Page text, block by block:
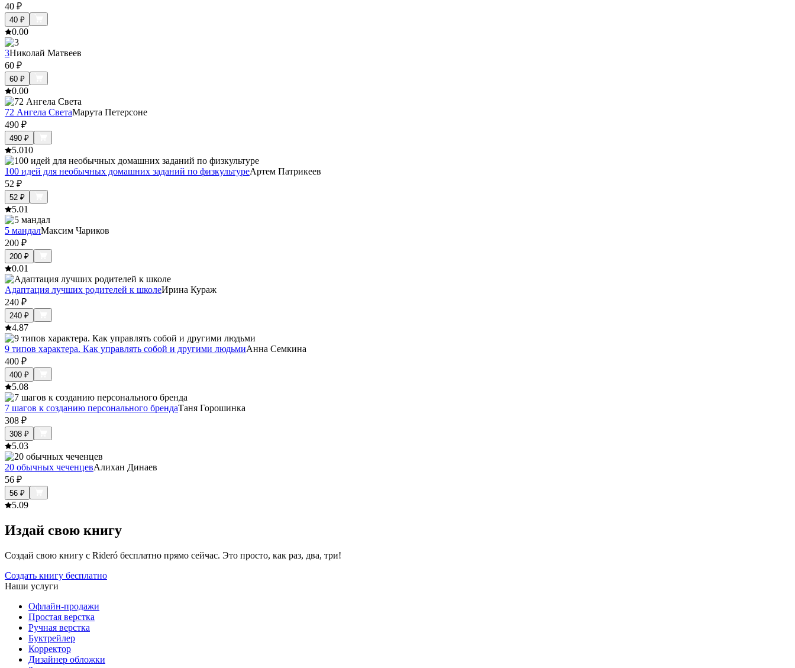
40 ₽
40 ₽
0.00
3Николай Матвеев
60 ₽
60 ₽
0.00
72 Ангела СветаМарута Петерсоне
490 ₽
490 ₽
5.010
100 идей для необычных домашних заданий по физкультуреАртем Патрикеев
52 ₽
52 ₽
5.01
5 мандалМаксим Чариков
200 ₽
200 ₽
0.01
Адаптация лучших родителей к школеИрина Кураж
240 ₽
240 ₽
4.87
9 типов характера. Как управлять собой и другими людьмиАнна Семкина
400 ₽
400 ₽
5.08
7 шагов к созданию персонального брендаТаня Горошинка
308 ₽
308 ₽
5.03
20 обычных чеченцевАлихан Динаев
56 ₽
56 ₽
5.09
Издай свою книгу
Создай свою книгу с Rideró бесплатно прямо сейчас. Это просто, как раз, два, три!
Создать книгу бесплатно
Наши услуги
Офлайн-продажи
Простая верстка
Ручная верстка
Буктрейлер
Корректор
Дизайнер обложки